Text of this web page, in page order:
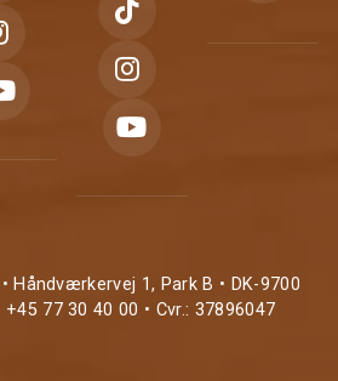
Håndværkervej 1, Park B • DK-9700
+45 77 30 40 00 • Cvr.: 37896047